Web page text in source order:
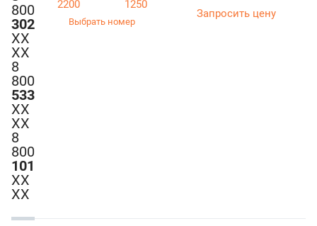
800
302
ХХ
ХХ
8
800
533
ХХ
ХХ
8
800
101
ХХ
ХХ
2200 1250
Выбрать номер
Запросить цену